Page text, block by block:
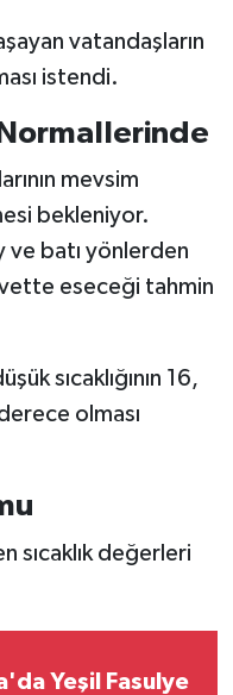
vatandaşların
istendi.
mevsim
bekleniyor.
ve batı yönlerden
eseceği tahmin
sıcaklığının 16,
olması
sıcaklık değerleri
Yeşil Fasulye